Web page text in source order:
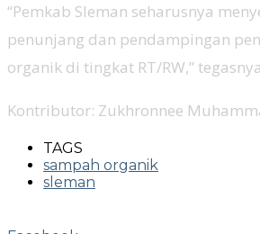
“Pemkab Sleman seharusnya
penunjang dan pendampingan
organik di tingkat RT/RW,”
Kontributor: Zukhronnee
TAGS
sampah organik
sleman